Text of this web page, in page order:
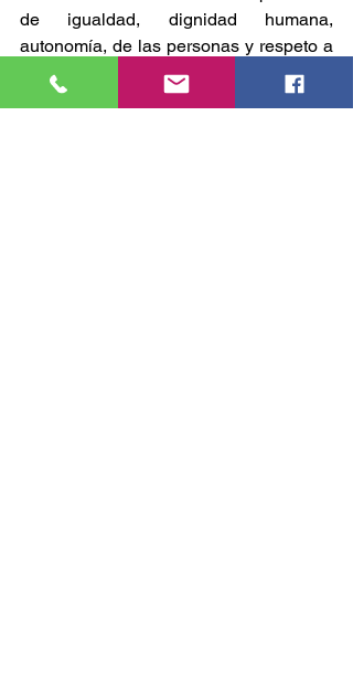
de igualdad, dignidad humana,
autonomía, de las personas y respeto a
la vida privada, eliminando
disposiciones anacrónicas que ya no se